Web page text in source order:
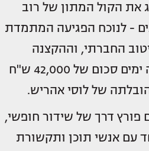
את הקול המתון של רוב
- לנוכח הפגיעה המתמדת
החברתי, וההקצנה
בשיח, גייסו תוך חמישה ימים סכום של 42,000 ש"ח
פורץ דרך של שידור חופשי,
עם אנשי תוכן ותקשורת